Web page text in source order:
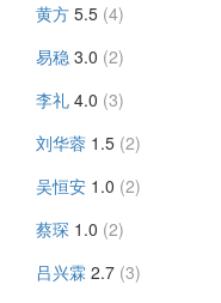
黄方 5.5 (4)
易稳 3.0 (2)
李礼 4.0 (3)
刘华蓉 1.5 (2)
吴恒安 1.0 (2)
蔡琛 1.0 (2)
吕兴霖 2.7 (3)